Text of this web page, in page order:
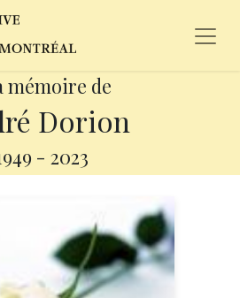
mémoire de
Dorion
- 2023